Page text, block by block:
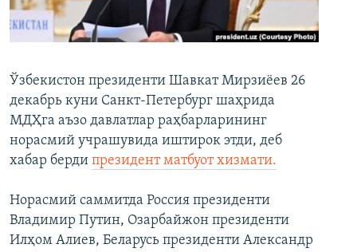
Ўзбекистон президенти Шавкат Мирзиёев 26
декабрь куни Санкт-Петербург шаҳрида
МДҲга аъзо давлатлар раҳбарларининг
норасмий учрашувида иштирок этди, деб
хабар берди президент матбуот хизмати.
Норасмий саммитда Россия президенти
Владимир Путин, Озарбайжон президенти
Илҳом Алиев, Беларусь президенти Александр